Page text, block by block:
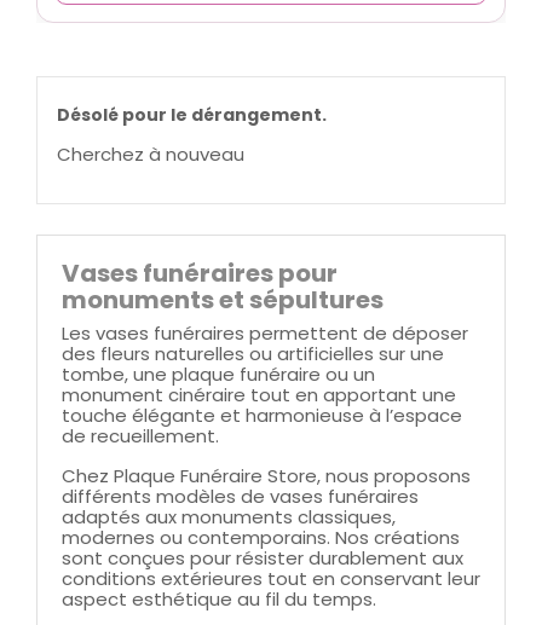
Désolé pour le dérangement.
Cherchez à nouveau
Vases funéraires pour
monuments et sépultures
Les vases funéraires permettent de déposer
des fleurs naturelles ou artificielles sur une
tombe, une plaque funéraire ou un
monument cinéraire tout en apportant une
touche élégante et harmonieuse à l’espace
de recueillement.
Chez Plaque Funéraire Store, nous proposons
différents modèles de vases funéraires
adaptés aux monuments classiques,
modernes ou contemporains. Nos créations
sont conçues pour résister durablement aux
conditions extérieures tout en conservant leur
aspect esthétique au fil du temps.